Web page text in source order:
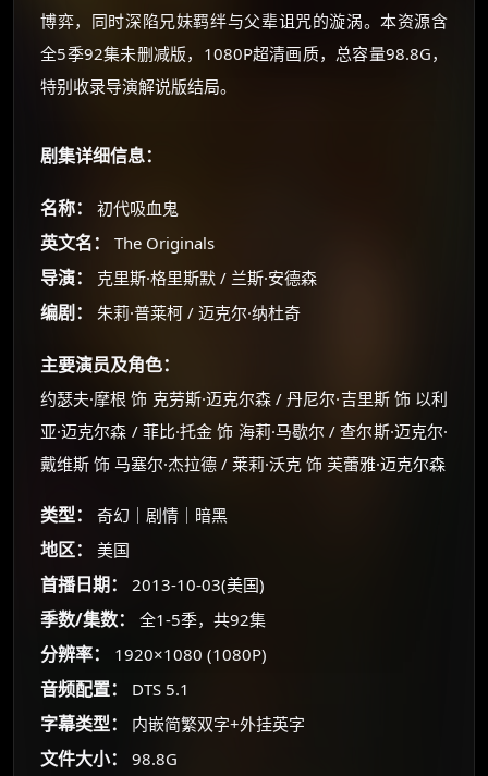
博弈，同时深陷兄妹羁绊与父辈诅咒的漩涡。本资源含
全5季92集未删减版，1080P超清画质，总容量98.8G，
特别收录导演解说版结局。
剧集详细信息：
名称： 初代吸血鬼
英文名： The Originals
导演： 克里斯·格里斯默 / 兰斯·安德森
编剧： 朱莉·普莱柯 / 迈克尔·纳杜奇
主要演员及角色：
约瑟夫·摩根 饰 克劳斯·迈克尔森 / 丹尼尔·吉里斯 饰 以利
亚·迈克尔森 / 菲比·托金 饰 海莉·马歇尔 / 查尔斯·迈克尔·
戴维斯 饰 马塞尔·杰拉德 / 莱莉·沃克 饰 芙蕾雅·迈克尔森
类型： 奇幻｜剧情｜暗黑
地区： 美国
首播日期： 2013-10-03(美国)
季数/集数： 全1-5季，共92集
分辨率： 1920×1080 (1080P)
音频配置： DTS 5.1
字幕类型： 内嵌简繁双字+外挂英字
文件大小： 98.8G
🧧 福利领取站
☕
朋友们辛苦了 💦
你需要的各种会员，都可低价购买！
价格有浮动，请直接搜索查最低价！